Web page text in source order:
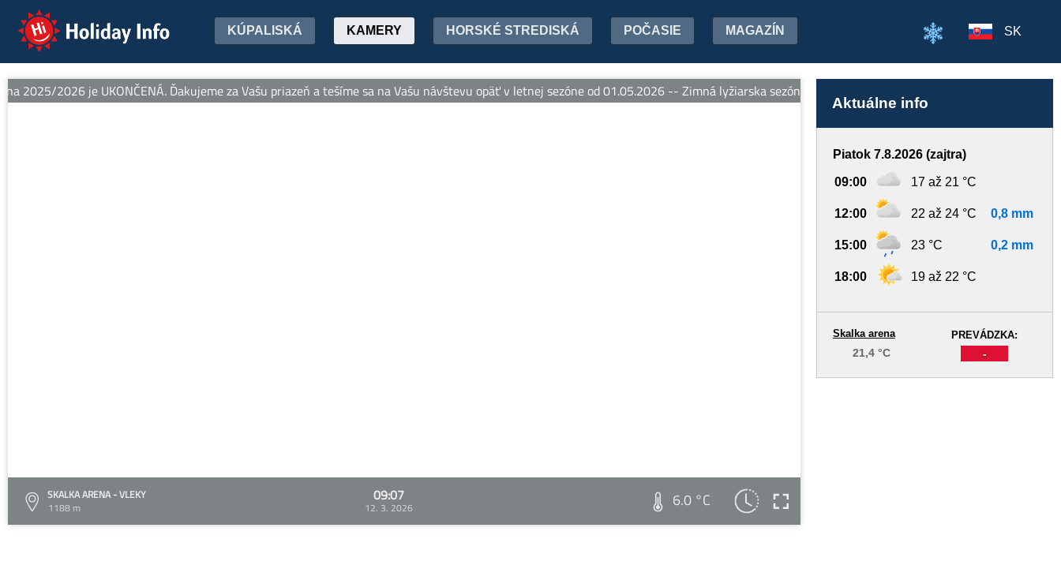
Holiday Info KÚPALISKÁ KAMERY HORSKÉ STREDISKÁ POČASIE MAGAZÍN SK
2025/2026 je UKONČENÁ. Ďakujeme za Vašu priazeň a tešíme sa na Vašu návštevu opäť v letnej sezóne od 01.05.2026 -- Zimná lyžiarska sezóna 2025/2026 je UKONČENÁ. Ďakujeme za Vašu
SKALKA ARENA - VLEKY
1188 m
09:07
12. 3. 2026 6.0 °C
Aktuálne info
Piatok 7.8.2026 (zajtra)
09:00 17 až 21 °C
12:00 22 až 24 °C 0,8 mm
15:00 23 °C 0,2 mm
18:00 19 až 22 °C
PREVÁDZKA:
-
Skalka arena
21,4 °C